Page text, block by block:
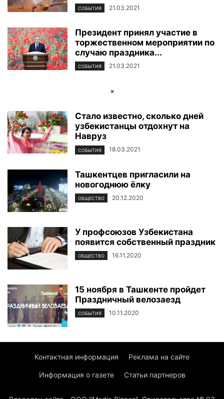
СОБЫТИЯ 21.03.2021
Президент принял участие в
торжественном мероприятии по
случаю праздника...
СОБЫТИЯ 21.03.2021
×
Стало известно, сколько дней
узбекистанцы отдохнут на
Навруз
СОБЫТИЯ 18.03.2021
Ташкентцев пригласили на
новогоднюю ёлку
ОБЩЕСТВО 20.12.2020
У профсоюзов Узбекистана
появится собственный праздник
ОБЩЕСТВО 16.11.2020
15 ноября в Ташкенте пройдет
Праздничный велозаезд
СОБЫТИЯ 10.11.2020
Контактная информация Реклама на сайте
Информация о газете Статьи партнеров